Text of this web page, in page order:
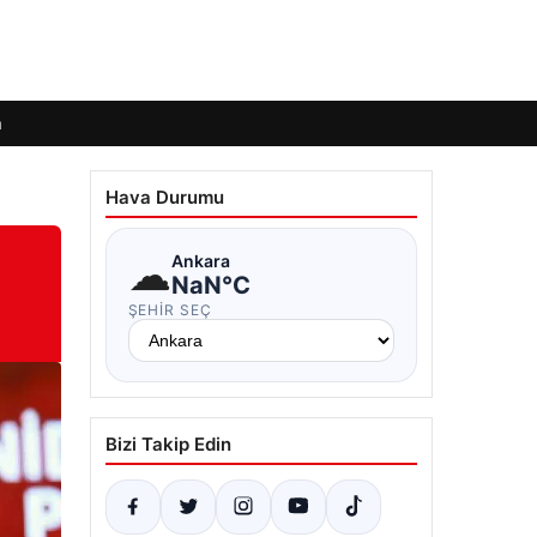
Hava Durumu
☁Ankara
NaN°C
ŞEHIR SEÇ
Bizi Takip Edin